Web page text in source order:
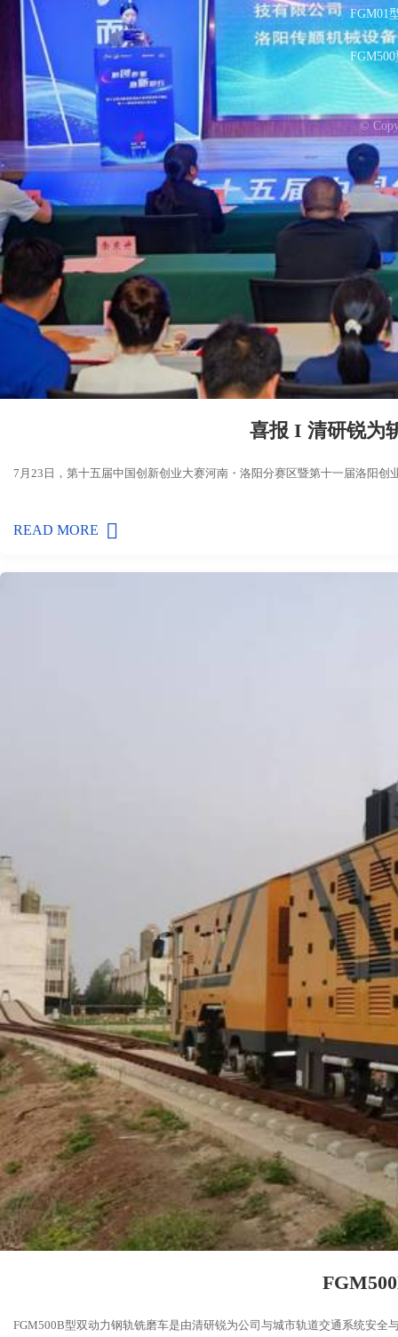
喜报 I 清研锐为
7月23日，第十五届中国创新创业大赛河南・洛阳分赛区暨第十一届洛阳创
READ MORE
FGM500B型双动力钢轨铣磨车是由清研锐为公司与城市轨道交通系统安
©
FGM01
支持 反馈 关注 数据